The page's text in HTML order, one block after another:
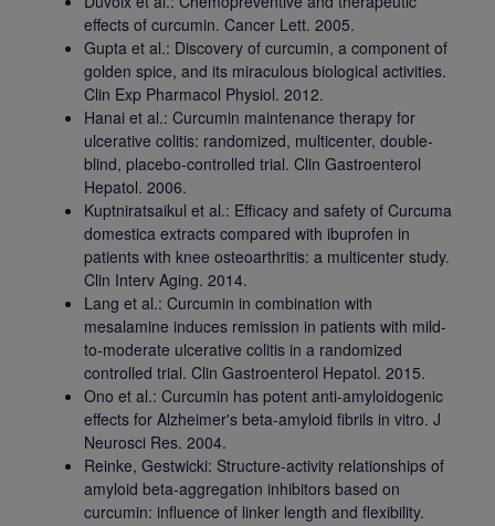
effects of curcumin. Cancer Lett. 2005.
Gupta et al.: Discovery of curcumin, a component of
golden spice, and its miraculous biological activities.
Clin Exp Pharmacol Physiol. 2012.
Hanai et al.: Curcumin maintenance therapy for
ulcerative colitis: randomized, multicenter, double-
blind, placebo-controlled trial. Clin Gastroenterol
Hepatol. 2006.
Kuptniratsaikul et al.: Efficacy and safety of Curcuma
domestica extracts compared with ibuprofen in
patients with knee osteoarthritis: a multicenter study.
Clin Interv Aging. 2014.
Lang et al.: Curcumin in combination with
mesalamine induces remission in patients with mild-
to-moderate ulcerative colitis in a randomized
controlled trial. Clin Gastroenterol Hepatol. 2015.
Ono et al.: Curcumin has potent anti-amyloidogenic
effects for Alzheimer's beta-amyloid fibrils in vitro. J
Neurosci Res. 2004.
Reinke, Gestwicki: Structure-activity relationships of
amyloid beta-aggregation inhibitors based on
curcumin: influence of linker length and flexibility.